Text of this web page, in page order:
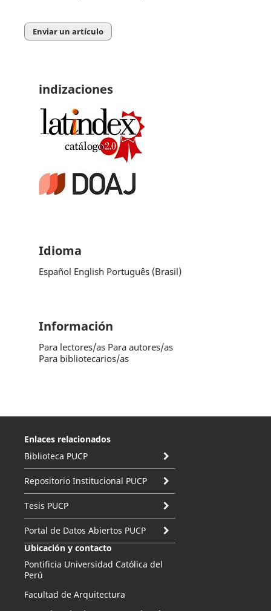
Enviar un artículo
indizaciones
Idioma
Español English Português (Brasil)
Información
Para lectores/as Para autores/as
Para bibliotecarios/as
Enlaces relacionados
Biblioteca PUCP
Repositorio Institucional PUCP
Tesis PUCP
Portal de Datos Abiertos PUCP
Ubicación y contacto
Pontificia Universidad Católica del
Perú
Facultad de Arquitectura